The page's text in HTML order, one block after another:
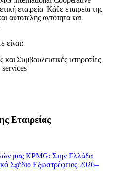
εταιρεία. Κάθε εταιρεία της
αυτοτελής οντότητα και
είναι:
και Συμβουλευτικές υπηρεσίες
Εταιρείας
μας KPMG: Στην Ελλάδα
Σχέδιο Εξωστρέφειας 2026–